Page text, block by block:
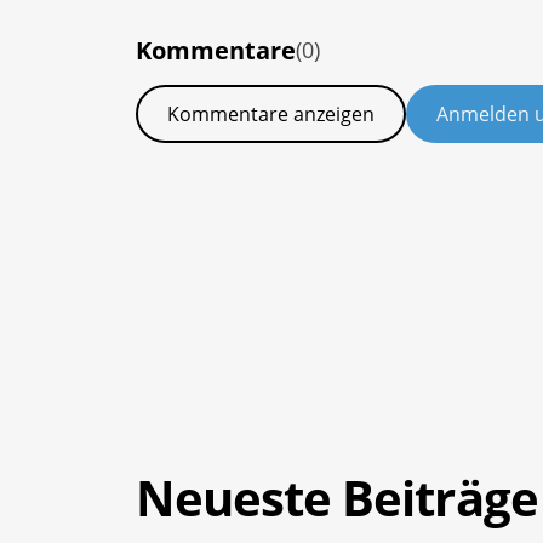
Kommentare(0)
Kommentare anzeigen Anmelden
Neueste Beiträge